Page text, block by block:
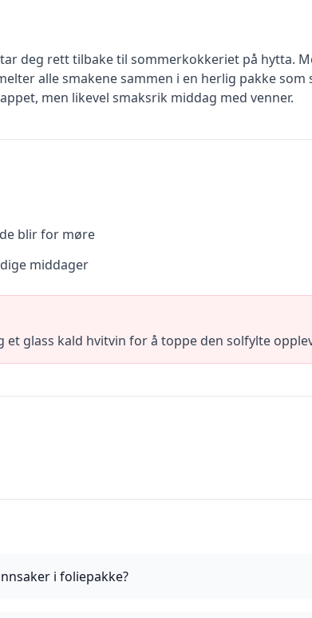
deg rett tilbake til sommerkokkeriet på hytta.
alle smakene sammen i en herlig pakke som
men likevel smaksrik middag med venner.
blir for møre
middager
glass kald hvitvin for å toppe den solfylte
i foliepakke?